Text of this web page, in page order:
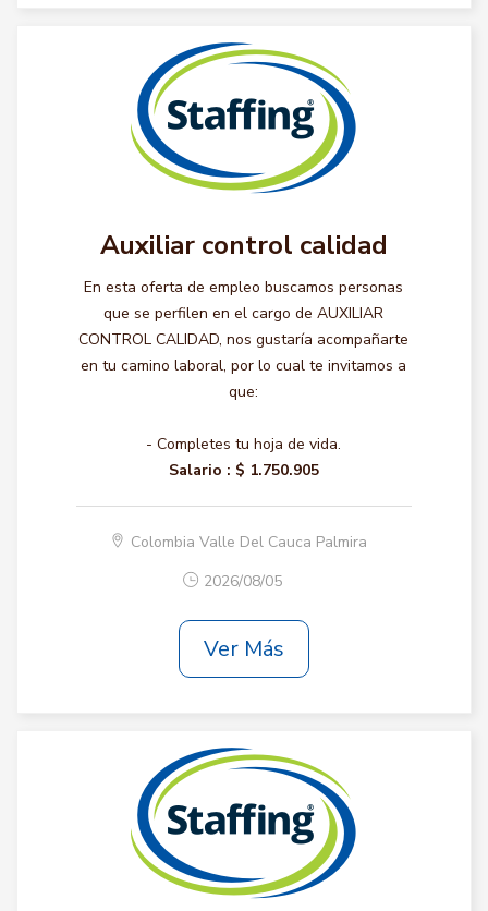
Auxiliar control calidad
En esta oferta de empleo buscamos personas
que se perfilen en el cargo de AUXILIAR
CONTROL CALIDAD, nos gustaría acompañarte
en tu camino laboral, por lo cual te invitamos a
que:
- Completes tu hoja de vida.
Salario : $ 1.750.905
Colombia Valle Del Cauca Palmira
2026/08/05
Ver Más